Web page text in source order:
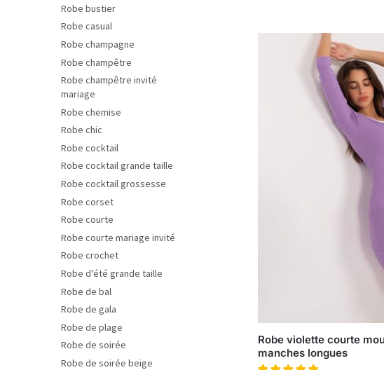
Robe violette courte
manches longues
Robe bustier
Robe casual
Robe champagne
Robe champêtre
Robe champêtre invité
mariage
Robe chemise
Robe chic
Robe cocktail
Robe cocktail grande taille
Robe cocktail grossesse
Robe corset
Robe courte
Robe courte mariage invité
Robe crochet
Robe d'été grande taille
Robe de bal
Robe de gala
Robe de plage
Robe de soirée
Robe de soirée beige